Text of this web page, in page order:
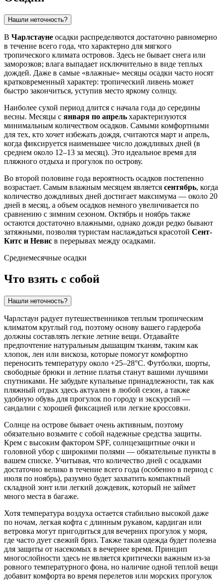
Нашли неточность?
В Чарлстауне осадки распределяются достаточно равномерно
в течение всего года, что характерно для мягкого
тропического климата островов. Здесь не бывает снега или
заморозков; влага выпадает исключительно в виде теплых
дождей. Даже в самые «влажные» месяцы осадки часто носят
кратковременный характер: тропический ливень может
быстро закончиться, уступив место яркому солнцу.
Наиболее сухой период длится с начала года до середины
весны. Месяцы с января по апрель характеризуются
минимальным количеством осадков. Самыми комфортными
для тех, кто хочет избежать дождя, считаются март и апрель,
когда фиксируется наименьшее число дождливых дней (в
среднем около 12–13 за месяц). Это идеальное время для
пляжного отдыха и прогулок по острову.
Во второй половине года вероятность осадков постепенно
возрастает. Самым влажным месяцем является сентябрь, когда
количество дождливых дней достигает максимума — около 20
дней в месяц, а объем осадков немного увеличивается по
сравнению с зимним сезоном. Октябрь и ноябрь также
остаются достаточно влажными, однако дожди редко бывают
затяжными, позволяя туристам наслаждаться красотой Сент-
Китс и Невис в перерывах между осадками.
Среднемесячные осадки
Что взять с собой
Нашли неточность?
Чарлстаун радует путешественников теплым тропическим
климатом круглый год, поэтому основу вашего гардероба
должны составлять легкие летние вещи. Отдавайте
предпочтение натуральным дышащим тканям, таким как
хлопок, лен или вискоза, которые помогут комфортно
переносить температуру около +25–28°C. Футболки, шорты,
свободные брюки и летние платья станут вашими лучшими
спутниками. Не забудьте купальные принадлежности, так как
пляжный отдых здесь актуален в любой сезон, а также
удобную обувь для прогулок по городу и экскурсий —
сандалии с хорошей фиксацией или легкие кроссовки.
Солнце на острове бывает очень активным, поэтому
обязательно возьмите с собой надежные средства защиты.
Крем с высоким фактором SPF, солнцезащитные очки и
головной убор с широкими полями — обязательные пункты в
вашем списке. Учитывая, что количество дней с осадками
достаточно велико в течение всего года (особенно в период с
июля по ноябрь), разумно будет захватить компактный
складной зонт или легкий дождевик, который не займет
много места в багаже.
Хотя температура воздуха остается стабильно высокой даже
по ночам, легкая кофта с длинным рукавом, кардиган или
ветровка могут пригодиться для вечерних прогулок у моря,
где часто дует свежий бриз. Также такая одежда будет полезна
для защиты от насекомых в вечернее время. Принцип
многослойности здесь не является критически важным из-за
ровного температурного фона, но наличие одной теплой вещи
добавит комфорта во время перелетов или морских прогулок